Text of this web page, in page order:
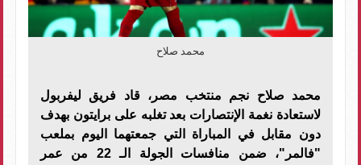
محمد صلاح
محمد صلاح نجم منتخب مصر، قاد فريق ليفربول
لاستعادة نغمة الإنتصارات بعد تغلبه على برايتون بهدف
دون مقابل في المباراة التي جمعتهما اليوم بملعب
"فالمر"، ضمن منافسات الجولة الـ 22 من عمر